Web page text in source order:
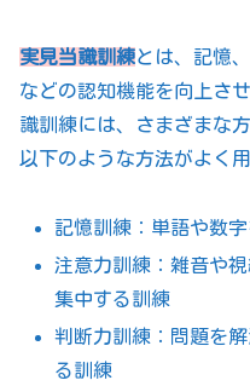
実見当識訓練とは、記憶
などの認知機能を向上さ
識訓練には、さまざまな
以下のような方法がよく
記憶訓練：単語や数
注意力訓練：雑音や
集中する訓練
判断力訓練：問題を
る訓練